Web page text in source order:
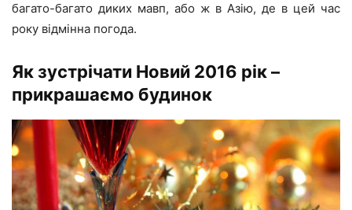
багато-багато диких мавп, або ж в Азію, де в цей час
року відмінна погода.
Як зустрічати Новий 2016 рік –
прикрашаємо будинок